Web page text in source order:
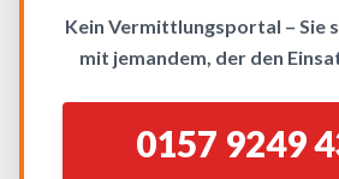
Kein Vermittlungsportal – Sie
mit jemandem, der den
0157 9249